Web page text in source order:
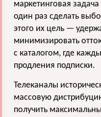
маркетинговая
один раз сделать
этого их цель —
минимизировать
с каталогом, где
продления подписки.
Телеканалы
массовую
получить